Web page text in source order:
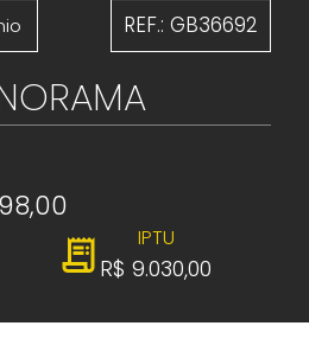
REF.: GB36692
IPTU
R$ 9.030,00